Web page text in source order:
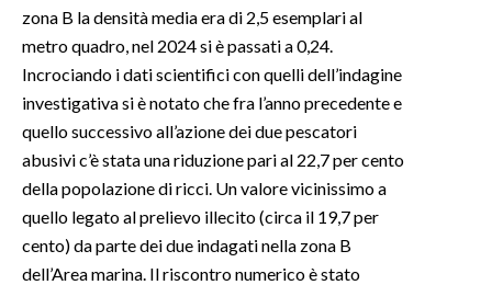
zona B la densità media era di 2,5 esemplari al
metro quadro, nel 2024 si è passati a 0,24.
Incrociando i dati scientifici con quelli dell’indagine
investigativa si è notato che fra l’anno precedente e
quello successivo all’azione dei due pescatori
abusivi c’è stata una riduzione pari al 22,7 per cento
della popolazione di ricci. Un valore vicinissimo a
quello legato al prelievo illecito (circa il 19,7 per
cento) da parte dei due indagati nella zona B
dell’Area marina. Il riscontro numerico è stato